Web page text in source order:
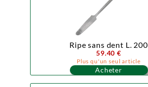
Ripe sans dent L. 200
59.40 €
Plus qu'un seul article
Acheter